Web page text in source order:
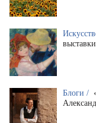
Блоги /